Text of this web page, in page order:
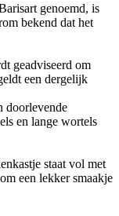
genoemd, is
bekend dat het
geadviseerd om
een dergelijk
doorlevende
en lange wortels
staat vol met
een lekker smaakje